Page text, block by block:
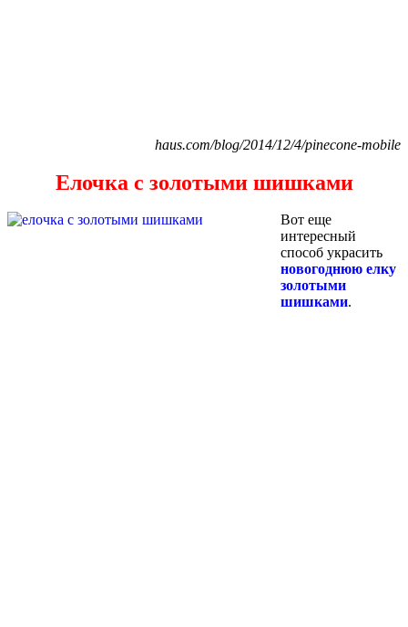
haus.com/blog/2014/12/4/pinecone-mobile
Елочка с золотыми шишками
Вот еще
интересный
способ украсить
новогоднюю елку
золотыми
шишками.